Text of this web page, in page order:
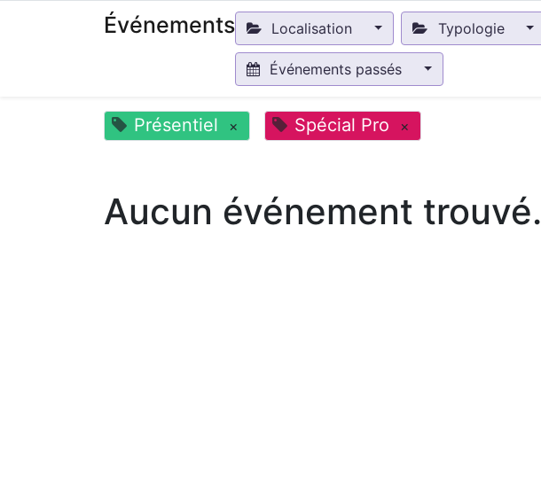
Événements Localisation Typologie
Événements passés
Présentiel × Spécial Pro ×
Aucun événement trouvé.